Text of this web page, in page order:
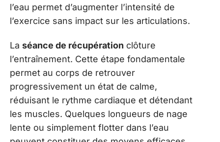
l’eau permet d’augmenter l’intensité de
l’exercice sans impact sur les articulations.
La séance de récupération clôture
l’entraînement. Cette étape fondamentale
permet au corps de retrouver
progressivement un état de calme,
réduisant le rythme cardiaque et détendant
les muscles. Quelques longueurs de nage
lente ou simplement flotter dans l’eau